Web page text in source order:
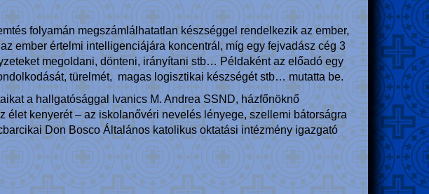
folyamán megszámlálhatatlan készséggel rendelkezik az ember,
ember értelmi intelligenciájára koncentrál, míg egy fejvadász cég 3
megoldani, dönteni, irányítani stb… Példaként az előadó egy
türelmét, magas logisztikai készségét stb… mutatta be.
a hallgatósággal Ivanics M. Andrea SSND, házfőnöknő
élet kenyerét – az iskolanővéri nevelés lényege, szellemi bátorságra
Don Bosco Általános katolikus oktatási intézmény igazgató